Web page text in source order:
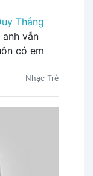
Thắng
vẫn
có em
Nhạc Trẻ